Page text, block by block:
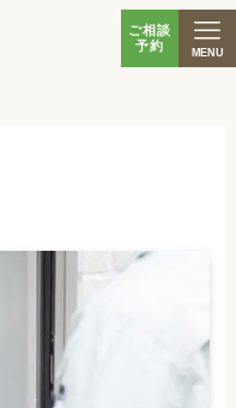
ご相談
予約 MENU